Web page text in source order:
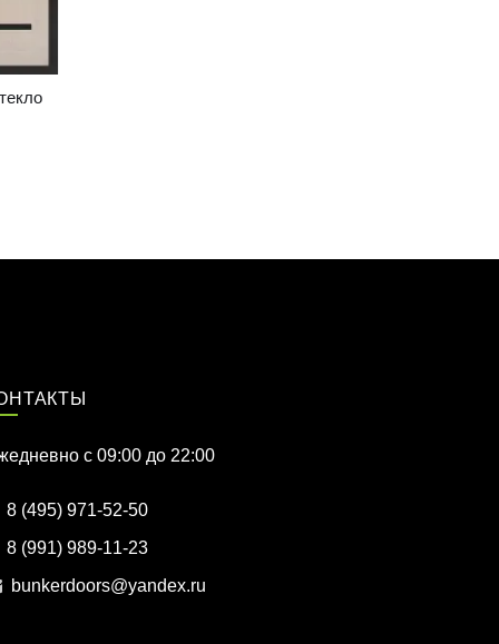
c 09:00 до 22:00
8 (495) 971-52-50
8 (991) 989-11-23
bunkerdoors@yandex.ru